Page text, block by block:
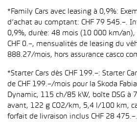
*Family Cars avec leasing à 0,9%:
d’achat au comptant: CHF 79 545.–.
0,9%, durée: 48 mois (10 000 km/
CHF 0.–, mensualités de leasing du
888.27/mois, hors assurance casco
*Starter Cars dès CHF 199.–: Starter
de CHF 199.–/mois pour la Skoda
Dynamic, 115 ch/85 kW, boîte DSG à
avant, 122 g CO2/km, 5,4 l/100 km,
forfait de livraison inclus CHF 28